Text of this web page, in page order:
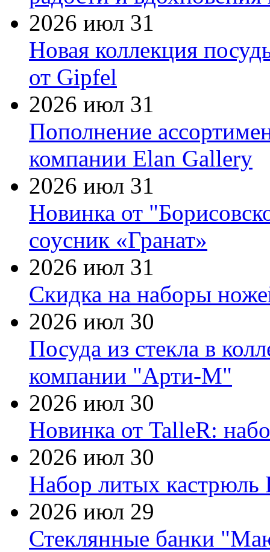
2026 июл 31
Новая коллекция
от Gipfel
2026 июл 31
Пополнение
компании Elan Gallery
2026 июл 31
Новинка от
соусник «Гранат»
2026 июл 31
Скидка на наборы
2026 июл 30
Посуда из стекла в
компании "Арти-М"
2026 июл 30
Новинка от TalleR:
2026 июл 30
Набор литых кастрюль
2026 июл 29
Стеклянные банки